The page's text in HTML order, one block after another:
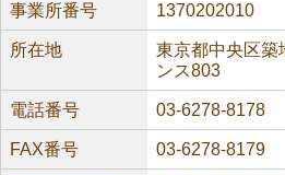
事業所番号 1370202010
所在地
東京都中央区
ンス803
電話番号 03-6278-8178
FAX番号 03-6278-8179